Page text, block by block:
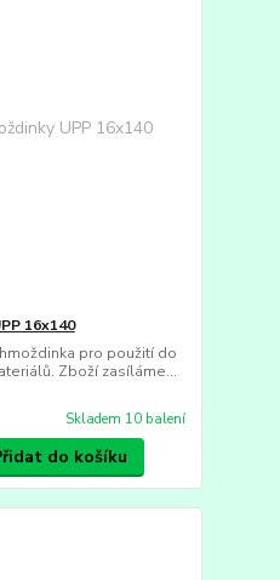
16x140
pro použití do
Zboží zasíláme...
Skladem 10 balení
do košíku